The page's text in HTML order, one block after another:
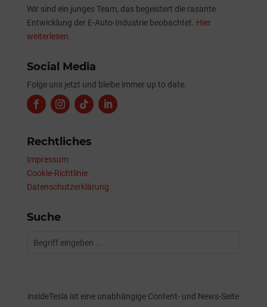
Wir sind ein junges Team, das begeistert die rasante
Entwicklung der E-Auto-Industrie beobachtet. Hier
weiterlesen.
Social Media
Folge uns jetzt und bleibe immer up to date.
Rechtliches
Impressum
Cookie-Richtlinie
Datenschutzerklärung
Suche
insideTesla ist eine unabhängige Content- und News-Seite